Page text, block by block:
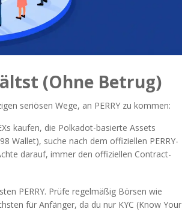
(Ohne Betrug)
seriösen Wege, an PERRY zu kommen:
kaufen, die Polkadot-basierte Assets
Wallet), suche nach dem offiziellen PERRY-
darauf, immer den offiziellen Contract-
PERRY. Prüfe regelmäßig Börsen wie
für Anfänger, da du nur KYC (Know Your